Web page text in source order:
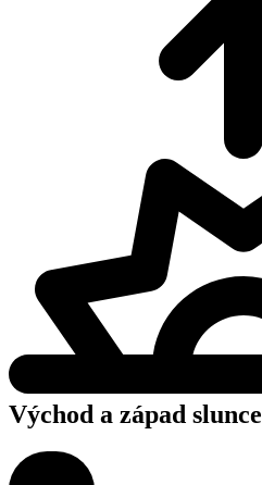
Východ a západ slunce